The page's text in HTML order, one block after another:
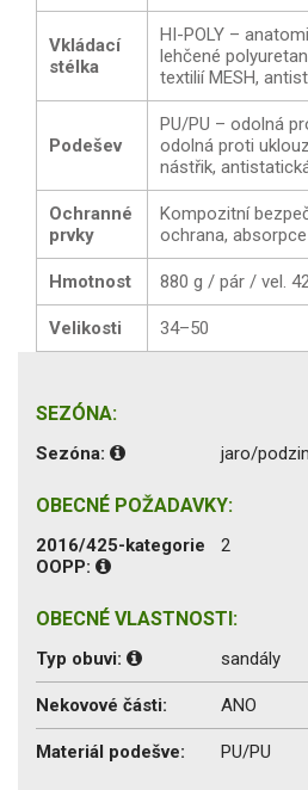
Vkládací
stélka
HI-POLY –
lehčené
textilií MESH,
Podešev
PU/PU – odolná
odolná proti
nástřik,
Ochranné
prvky
Kompozitní
ochrana,
Hmotnost 880 g / pár / vel. 42
Velikosti 34–50
SEZÓNA:
Sezóna: jaro/
OBECNÉ POŽADAVKY:
2016/425-kategorie
OOPP:
2
OBECNÉ VLASTNOSTI:
Typ obuvi: sandály
Nekovové části: ANO
Materiál podešve: PU/PU